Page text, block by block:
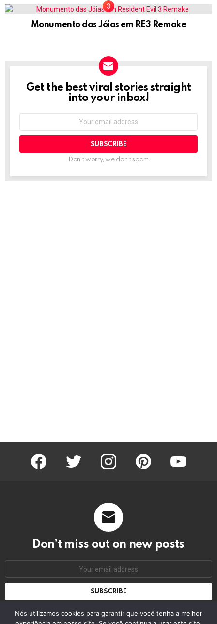
Monumento das Jóias em RE3 Remake
NEWSLETTER
Get the best viral stories straight
into your inbox!
Don't worry, we don't spam
facebook twitter instagram pinterest youtube
Don’t miss out on new posts
Nós utilizamos cookies para garantir que você tenha a melhor